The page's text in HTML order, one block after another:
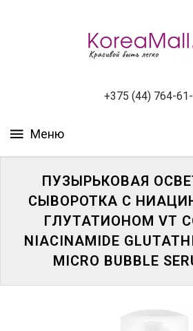
+375 (44) 764-
СПЕЦПРЕДЛОЖЕНИЯ
ВСЕ
БРЕНДЫ
БРЕНДЫ
ПУЗЫРЬКОВАЯ
СЫВОРОТКА С
ГЛУТАТИОНОМ VT
NIACINAMIDE
MICRO BUBBLE